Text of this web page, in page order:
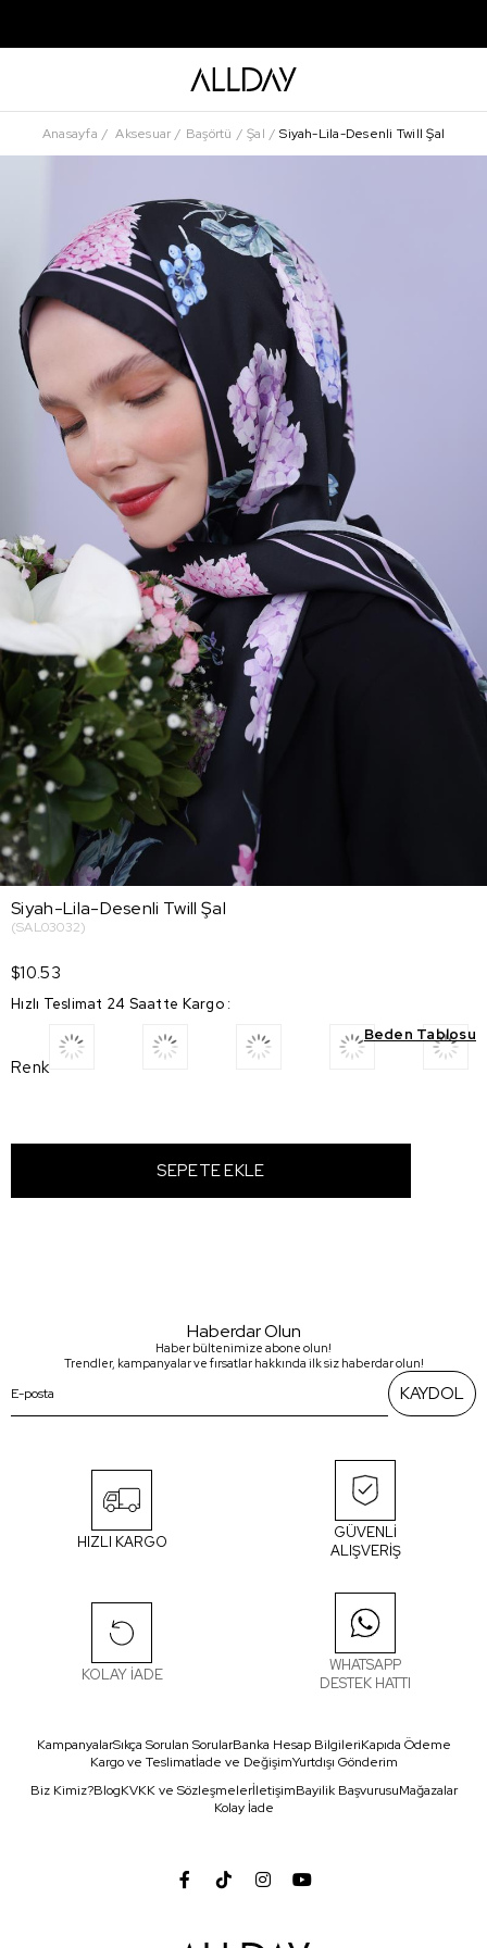
Anasayfa Aksesuar Başörtü Şal Siyah-Lila-Desenli Twill Şal
Siyah-Lila-Desenli Twill Şal
(SAL03032)
$10.53
Hızlı Teslimat 24 Saatte Kargo :
Beden Tablosu
Renk
Haberdar Olun
Haber bültenimize abone olun!
Trendler, kampanyalar ve fırsatlar hakkında ilk siz haberdar olun!
KAYDOL
HIZLI KARGO
GÜVENLİ
ALIŞVERİŞ
KOLAY İADE
WHATSAPP
DESTEK HATTI
KampanyalarSıkça Sorulan SorularBanka Hesap BilgileriKapıda Ödeme
Kargo ve Teslimatİade ve DeğişimYurtdışı Gönderim
Biz Kimiz?BlogKVKK ve SözleşmelerİletişimBayilik BaşvurusuMağazalar
Kolay İade